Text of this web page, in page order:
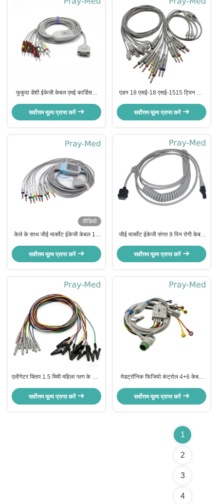
फुकुदा डेंशी ईकेजी केबल एमई कार्डिसनी
सर्वोत्तम मूल्य प्राप्त करें
एडन 18 एसई-18 एसई-1515 ट्विन पिन
नेतृत्व करता है
सर्वोत्तम मूल्य प्राप्त करें
वीडियो
केले के साथ जीई मार्क्वेट ईकेजी केबल 10
सर्वोत्तम मूल्य प्राप्त करें
जीई मार्क्वेट ईकेजी संगत 9 पिन रोगी केबल
सर्वोत्तम मूल्य प्राप्त करें
एलीगेटर क्लिप 1.5 मिमी महिला प्लग के साथ
सर्वोत्तम मूल्य प्राप्त करें
मेडट्रॉनिक फिजियो कंट्रोल 4+6 केबल
सर्वोत्तम मूल्य प्राप्त करें
1
2
3
4